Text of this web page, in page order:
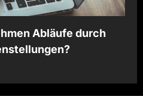
Abläufe durch